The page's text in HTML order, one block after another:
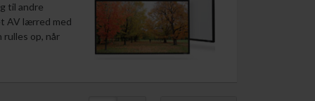
til andre
AV lærred med
rulles op, når